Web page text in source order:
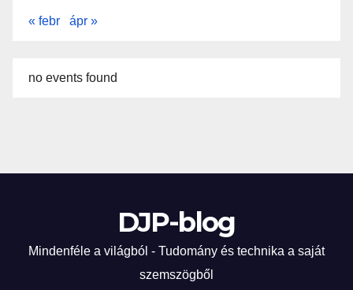
« febr ápr »
no events found
DJP-blog
Mindenféle a világból - Tudomány és technika a saját
szemszögből